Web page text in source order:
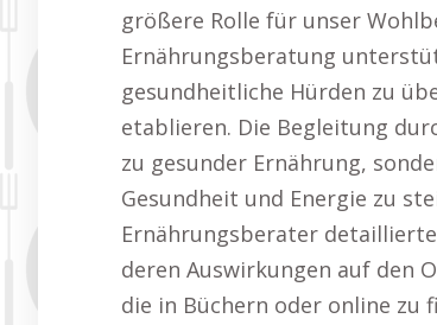
größere Rolle für unser
Ernährungsberatung
gesundheitliche Hürden zu
etablieren. Die Begleitung
zu gesunder Ernährung,
Gesundheit und Energie zu
Ernährungsberater
deren Auswirkungen auf den
die in Büchern oder online